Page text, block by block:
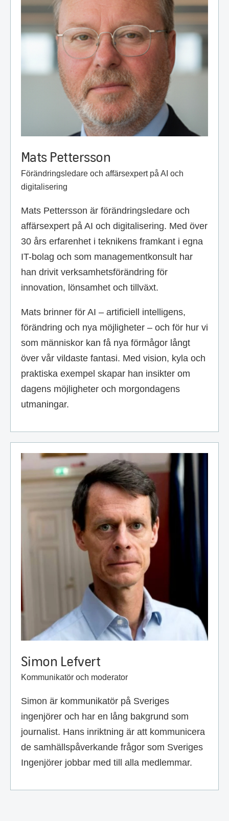
Mats Pettersson
Förändringsledare och affärsexpert på AI och
digitalisering
Mats Pettersson är förändringsledare och
affärsexpert på AI och digitalisering. Med över
30 års erfarenhet i teknikens framkant i egna
IT-bolag och som managementkonsult har
han drivit verksamhetsförändring för
innovation, lönsamhet och tillväxt.
Mats brinner för AI – artificiell intelligens,
förändring och nya möjligheter – och för hur vi
som människor kan få nya förmågor långt
över vår vildaste fantasi. Med vision, kyla och
praktiska exempel skapar han insikter om
dagens möjligheter och morgondagens
utmaningar.
Simon Lefvert
Kommunikatör och moderator
Simon är kommunikatör på Sveriges
ingenjörer och har en lång bakgrund som
journalist. Hans inriktning är att kommunicera
de samhällspåverkande frågor som Sveriges
Ingenjörer jobbar med till alla medlemmar.